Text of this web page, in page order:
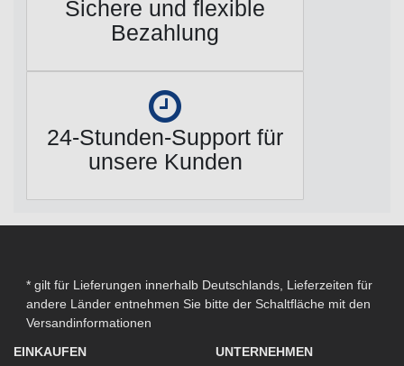
Sichere und flexible
Bezahlung
24-Stunden-Support für
unsere Kunden
* gilt für Lieferungen innerhalb Deutschlands, Lieferzeiten für
andere Länder entnehmen Sie bitte der Schaltfläche mit den
Versandinformationen
EINKAUFEN
UNTERNEHMEN